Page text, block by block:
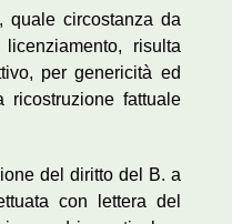
quale circostanza da
risulta
per genericità ed
ricostruzione fattuale
del diritto del B. a
con lettera del